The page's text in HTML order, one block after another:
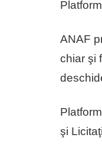
ANAF
chiar şi
şi